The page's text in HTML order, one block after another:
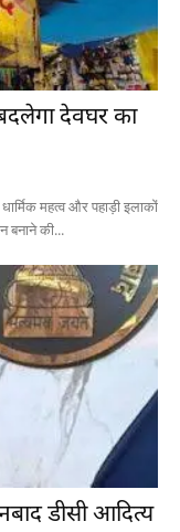
देवघर का
महत्व और पहाड़ी इलाकों
बनाने की...
डीसी आदित्य